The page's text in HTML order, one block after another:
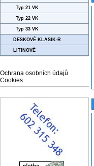
Typ 21 VK
Typ 22 VK
Typ 33 VK
DESKOVÉ KLASIK-R
LITINOVÉ
Ochrana osobních údajů
Cookies